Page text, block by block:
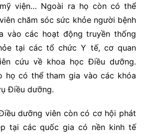
viện… Ngoài ra họ còn có thể
chăm sóc sức khỏe người bệnh
vào các hoạt động truyền thống
tại các tổ chức Y tế, cơ quan
cứu về khoa học Điều dưỡng.
họ có thể tham gia vào các khóa
Điều dưỡng.
dưỡng viên còn có cơ hội phát
tại các quốc gia có nền kinh tế